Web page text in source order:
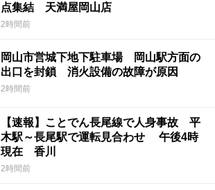
点集結 天満屋岡山店
2時間前
岡山市営城下地下駐車場 岡山駅方面の
出口を封鎖 消火設備の故障が原因
2時間前
【速報】ことでん長尾線で人身事故 平
木駅～長尾駅で運転見合わせ 午後4時
現在 香川
2時間前